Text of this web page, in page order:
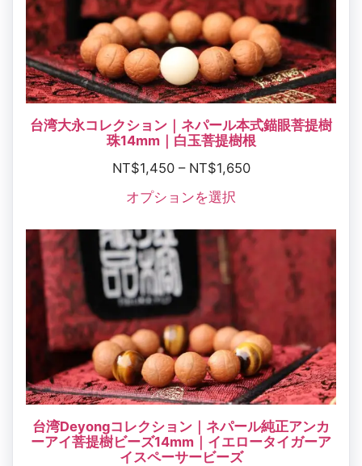
台湾大永コレクション｜ネパール本式錨眼菩提樹
珠14mm｜白玉菩提樹根
NT$1,450 – NT$1,650
オプションを選択
台湾Deyongコレクション｜ネパール純正アンカ
ーアイ菩提樹ビーズ14mm｜イエロータイガーア
イスペーサービーズ